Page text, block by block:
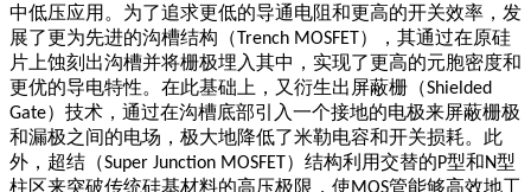
中低压应用。为了追求更低的导通电阻和更高的开关效率，发
展了更为先进的沟槽结构（Trench MOSFET），其通过在原硅
片上蚀刻出沟槽并将栅极埋入其中，实现了更高的元胞密度和
更优的导电特性。在此基础上，又衍生出屏蔽栅（Shielded
Gate）技术，通过在沟槽底部引入一个接地的电极来屏蔽栅极
和漏极之间的电场，极大地降低了米勒电容和开关损耗。此
外，超结（Super Junction MOSFET）结构利用交替的P型和N型
柱区来突破传统硅基材料的高压极限，使MOS管能够高效地工